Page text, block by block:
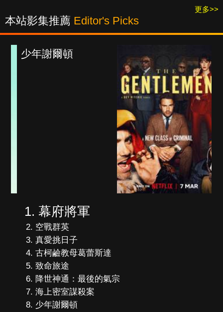
更多>>
本站影集推薦 Editor's Picks
紳士追殺令
幕府將軍
空戰群英
真愛挑日子
古柯鹼教母葛蕾斯達
致命旅途
降世神通：最後的氣宗
海上密室謀殺案
少年謝爾頓